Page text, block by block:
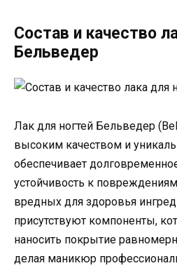
Состав и качество
Бельведер
Лак для ногтей Бельведер
высоким качеством и
обеспечивает
устойчивость к
вредных для здоровья
присутствуют компоненты,
наносить покрытие
делая маникюр